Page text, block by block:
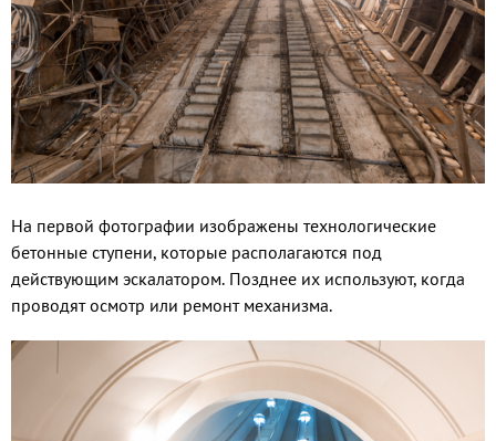
На первой фотографии изображены технологические
бетонные ступени, которые располагаются под
действующим эскалатором. Позднее их используют, когда
проводят осмотр или ремонт механизма.